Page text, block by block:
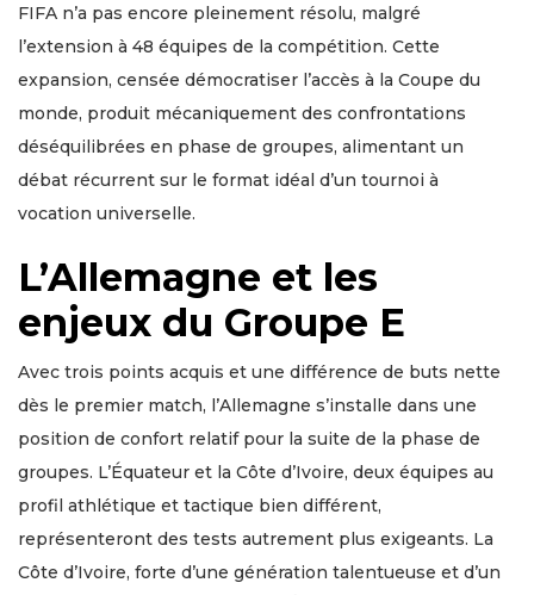
FIFA n’a pas encore pleinement résolu, malgré
l’extension à 48 équipes de la compétition. Cette
expansion, censée démocratiser l’accès à la Coupe du
monde, produit mécaniquement des confrontations
déséquilibrées en phase de groupes, alimentant un
débat récurrent sur le format idéal d’un tournoi à
vocation universelle.
L’Allemagne et les
enjeux du Groupe E
Avec trois points acquis et une différence de buts nette
dès le premier match, l’Allemagne s’installe dans une
position de confort relatif pour la suite de la phase de
groupes. L’Équateur et la Côte d’Ivoire, deux équipes au
profil athlétique et tactique bien différent,
représenteront des tests autrement plus exigeants. La
Côte d’Ivoire, forte d’une génération talentueuse et d’un